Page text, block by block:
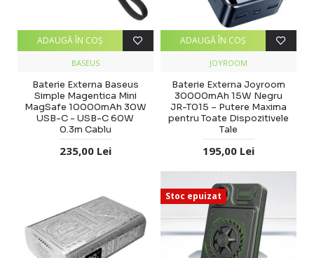
BASEUS
Baterie Externa Baseus
Simple Magentica Mini
MagSafe 10000mAh 30W
USB-C - USB-C 60W
0.3m Cablu
235,00 Lei
ADAUGĂ ÎN COŞ
JOYROOM
Baterie Externa Joyroom
30000mAh 15W Negru
JR-T015 – Putere Maxima
pentru Toate Dispozitivele
Tale
195,00 Lei
ADAUGĂ ÎN COŞ
Stoc epuizat